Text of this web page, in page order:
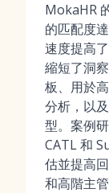
MokaHR
的匹配度
速度提高
縮短了洞
板、用於
分析，以
型。案例
CATL 和
估並提高
和高階主